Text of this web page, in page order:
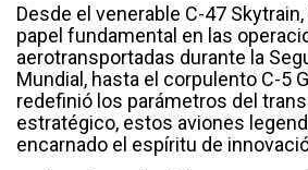
Desde el venerable C-47
papel fundamental en las
aerotransportadas durante la
Mundial, hasta el corpulento C-5
redefinió los parámetros del
estratégico, estos aviones
encarnado el espíritu de